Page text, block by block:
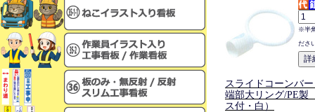
※半
ださ
スライドコーンバ
端部大リング/PE製
ス付・白）